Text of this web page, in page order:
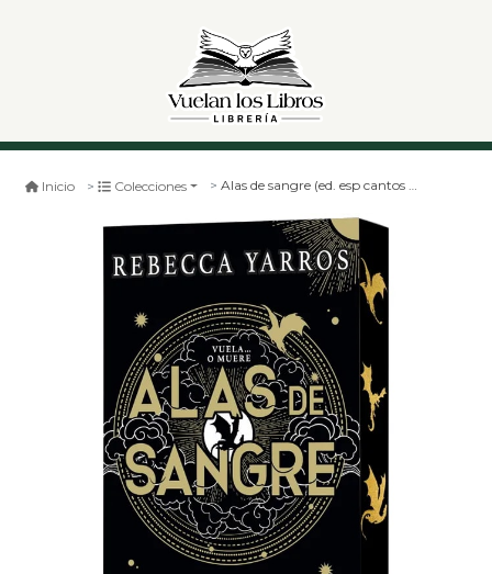
Inicio Colecciones Alas de sangre (ed. esp cantos pintados) - rebecca yarros - planeta c